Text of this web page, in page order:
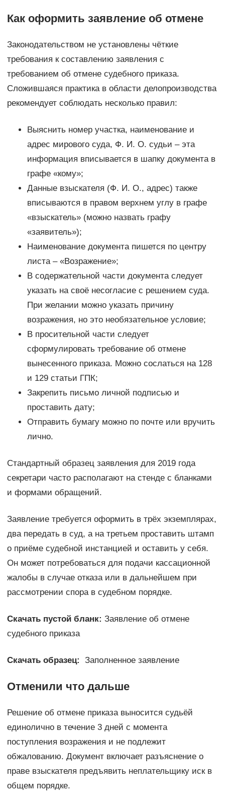
Как оформить заявление об отмене
Законодательством не установлены чёткие
требования к составлению заявления с
требованием об отмене судебного приказа.
Сложившаяся практика в области делопроизводства
рекомендует соблюдать несколько правил:
Выяснить номер участка, наименование и
адрес мирового суда, Ф. И. О. судьи – эта
информация вписывается в шапку документа в
графе «кому»;
Данные взыскателя (Ф. И. О., адрес) также
вписываются в правом верхнем углу в графе
«взыскатель» (можно назвать графу
«заявитель»);
Наименование документа пишется по центру
листа – «Возражение»;
В содержательной части документа следует
указать на своё несогласие с решением суда.
При желании можно указать причину
возражения, но это необязательное условие;
В просительной части следует
сформулировать требование об отмене
вынесенного приказа. Можно сослаться на 128
и 129 статьи ГПК;
Закрепить письмо личной подписью и
проставить дату;
Отправить бумагу можно по почте или вручить
лично.
Стандартный образец заявления для 2019 года
секретари часто располагают на стенде с бланками
и формами обращений.
Заявление требуется оформить в трёх экземплярах,
два передать в суд, а на третьем проставить штамп
о приёме судебной инстанцией и оставить у себя.
Он может потребоваться для подачи кассационной
жалобы в случае отказа или в дальнейшем при
рассмотрении спора в судебном порядке.
Скачать пустой бланк: Заявление об отмене
судебного приказа
Скачать образец: Заполненное заявление
Отменили что дальше
Решение об отмене приказа выносится судьёй
единолично в течение 3 дней с момента
поступления возражения и не подлежит
обжалованию. Документ включает разъяснение о
праве взыскателя предъявить неплательщику иск в
общем порядке.